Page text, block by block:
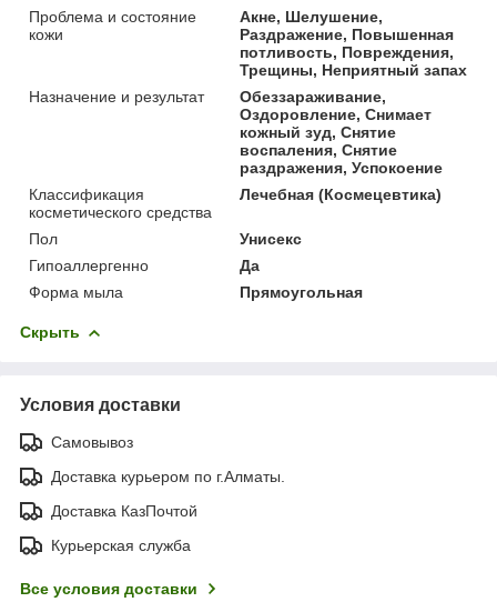
Проблема и состояние
кожи
Акне, Шелушение,
Раздражение, Повышенная
потливость, Повреждения,
Трещины, Неприятный запах
Назначение и результат
Обеззараживание,
Оздоровление, Снимает
кожный зуд, Снятие
воспаления, Снятие
раздражения, Успокоение
Классификация
косметического средства
Лечебная (Космецевтика)
Пол
Унисекс
Гипоаллергенно
Да
Форма мыла
Прямоугольная
Скрыть
Условия доставки
Самовывоз
Доставка курьером по г.Алматы.
Доставка КазПочтой
Курьерская служба
Все условия доставки